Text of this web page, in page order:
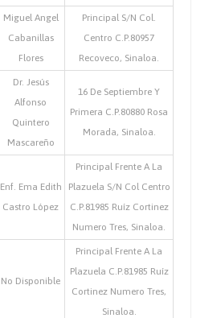
Miguel Angel
Cabanillas
Flores
Principal S/N Col.
Centro C.P.80957
Recoveco, Sinaloa.
Dr. Jesús
Alfonso
Quintero
Mascareño
16 De Septiembre Y
Primera C.P.80880 Rosa
Morada, Sinaloa.
Enf. Ema Edith
Castro López
Principal Frente A La
Plazuela S/N Col Centro
C.P.81985 Ruíz Cortinez
Numero Tres, Sinaloa.
No Disponible
Principal Frente A La
Plazuela C.P.81985 Ruíz
Cortinez Numero Tres,
Sinaloa.